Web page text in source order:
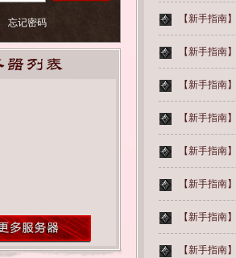
忘记密码 【新手指南】
【新手指南】
【新手指南】
【新手指南】
【新手指南】
【新手指南】
【新手指南】
【新手指南】